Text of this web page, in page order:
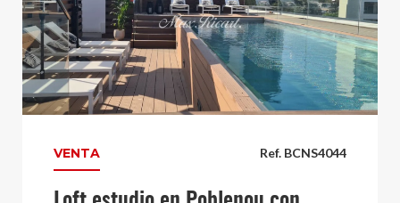
Ref. BCNS4044
VENTA